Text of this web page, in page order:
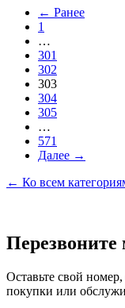
← Ранее
1
…
301
302
303
304
305
…
571
Далее →
← Ко всем
Перезвоните
Оставьте свой
покупки или